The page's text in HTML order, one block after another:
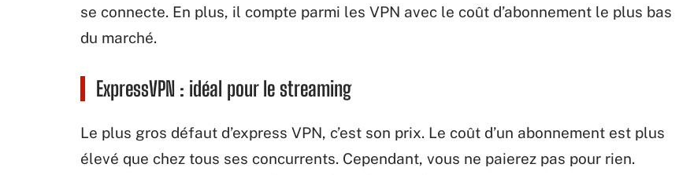
se connecte. En plus, il compte parmi les VPN avec le coût d’abonnement le plus bas
du marché.
ExpressVPN : idéal pour le streaming
Le plus gros défaut d’express VPN, c’est son prix. Le coût d’un abonnement est plus
élevé que chez tous ses concurrents. Cependant, vous ne paierez pas pour rien.